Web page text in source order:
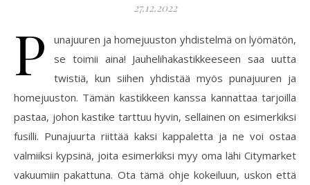
27.12.2022
P
unajuuren ja homejuuston yhdistelmä on lyömätön,
se toimii aina! Jauhelihakastikkeeseen saa uutta
twistiä, kun siihen yhdistää myös punajuuren ja
homejuuston. Tämän kastikkeen kanssa kannattaa tarjoilla
pastaa, johon kastike tarttuu hyvin, sellainen on esimerkiksi
fusilli. Punajuurta riittää kaksi kappaletta ja ne voi ostaa
valmiiksi kypsinä, joita esimerkiksi myy oma lähi Citymarket
vakuumiin pakattuna. Ota tämä ohje kokeiluun, uskon että